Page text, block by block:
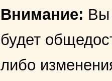
Внимание: Вы
будет
либо